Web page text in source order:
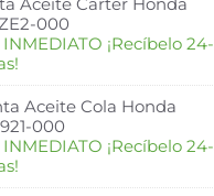
000
¡Recíbelo 24-
Aceite Cola Honda
000
¡Recíbelo 24-